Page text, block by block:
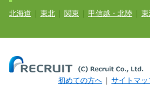
北海道 東北 関東 甲信越・北陸
初めての方へ サイトマッ